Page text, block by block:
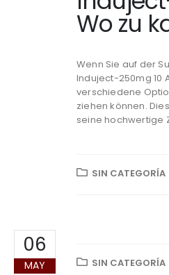
Wo zu
Wenn Sie auf der
Induject-250mg 10
verschiedene
ziehen können.
seine hochwertige
SIN CATEGORÍA
06
MAY SIN CATEGORÍA